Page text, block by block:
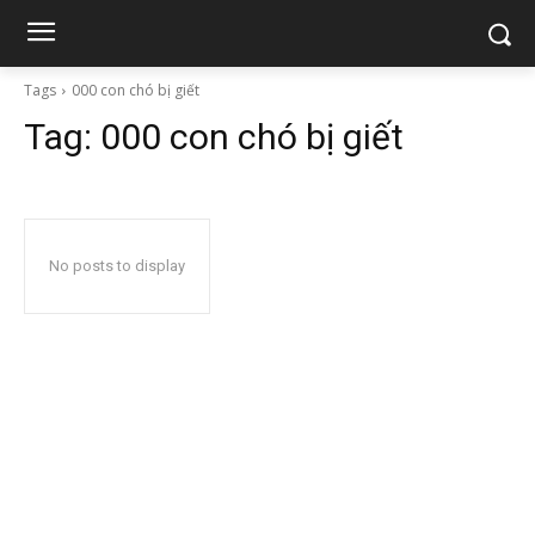
Tags 000 con chó bị giết
Tag: 000 con chó bị giết
No posts to display